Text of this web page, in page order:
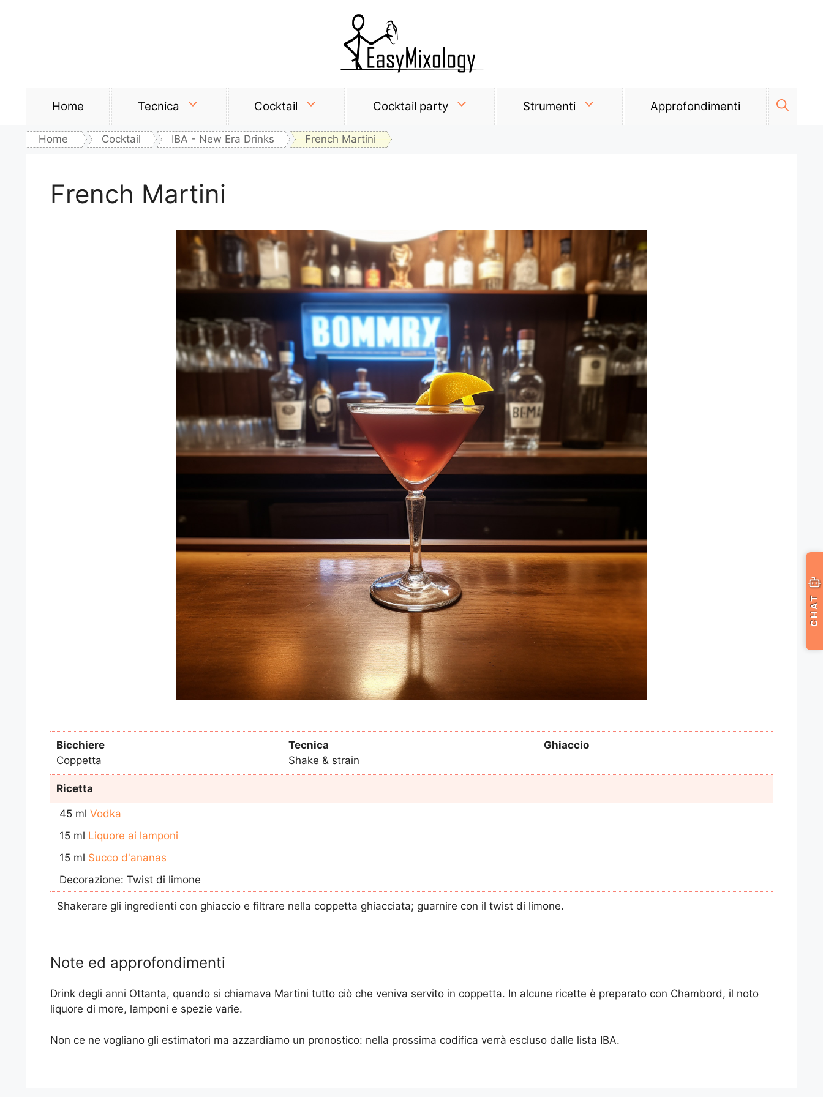
Home Tecnica Cocktail Cocktail party Strumenti Approfondimenti
Home Cocktail IBA - New Era Drinks French Martini
French Martini
Bicchiere
Coppetta
Tecnica
Shake & strain
Ghiaccio
Ricetta
45 ml Vodka
15 ml Liquore ai lamponi
15 ml Succo d'ananas
Decorazione: Twist di limone
Shakerare gli ingredienti con ghiaccio e filtrare nella coppetta ghiacciata; guarnire con il twist di limone.
Note ed approfondimenti
Drink degli anni Ottanta, quando si chiamava Martini tutto ciò che veniva servito in coppetta. In alcune ricette è preparato con Chambord, il noto
liquore di more, lamponi e spezie varie.
Non ce ne vogliano gli estimatori ma azzardiamo un pronostico: nella prossima codifica verrà escluso dalle lista IBA.
CHAT